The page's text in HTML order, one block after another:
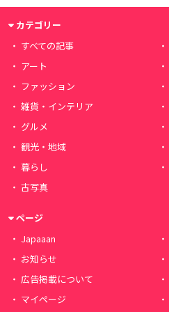
カテゴリー
すべての記事
アート
ファッション
雑貨・インテリア
グルメ
観光・地域
暮らし
古写真
ページ
Japaaan
お知らせ
広告掲載について
マイページ